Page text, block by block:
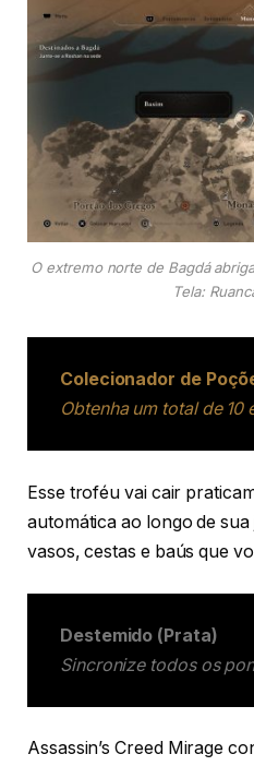
O extremo norte de Bagdá
Tela:
Colecionador de
Obtenha um total de 10
Esse troféu vai cair
automática ao longo de sua
vasos, cestas e baús que
Destemido (Prata)
Sincronize todos os
Assassin’s Creed Mirage